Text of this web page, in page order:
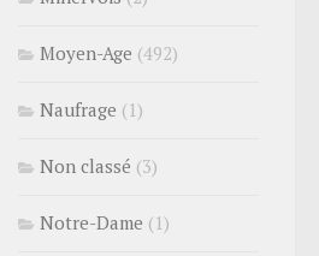
Moyen-Age (492)
Naufrage (1)
Non classé (3)
Notre-Dame (1)